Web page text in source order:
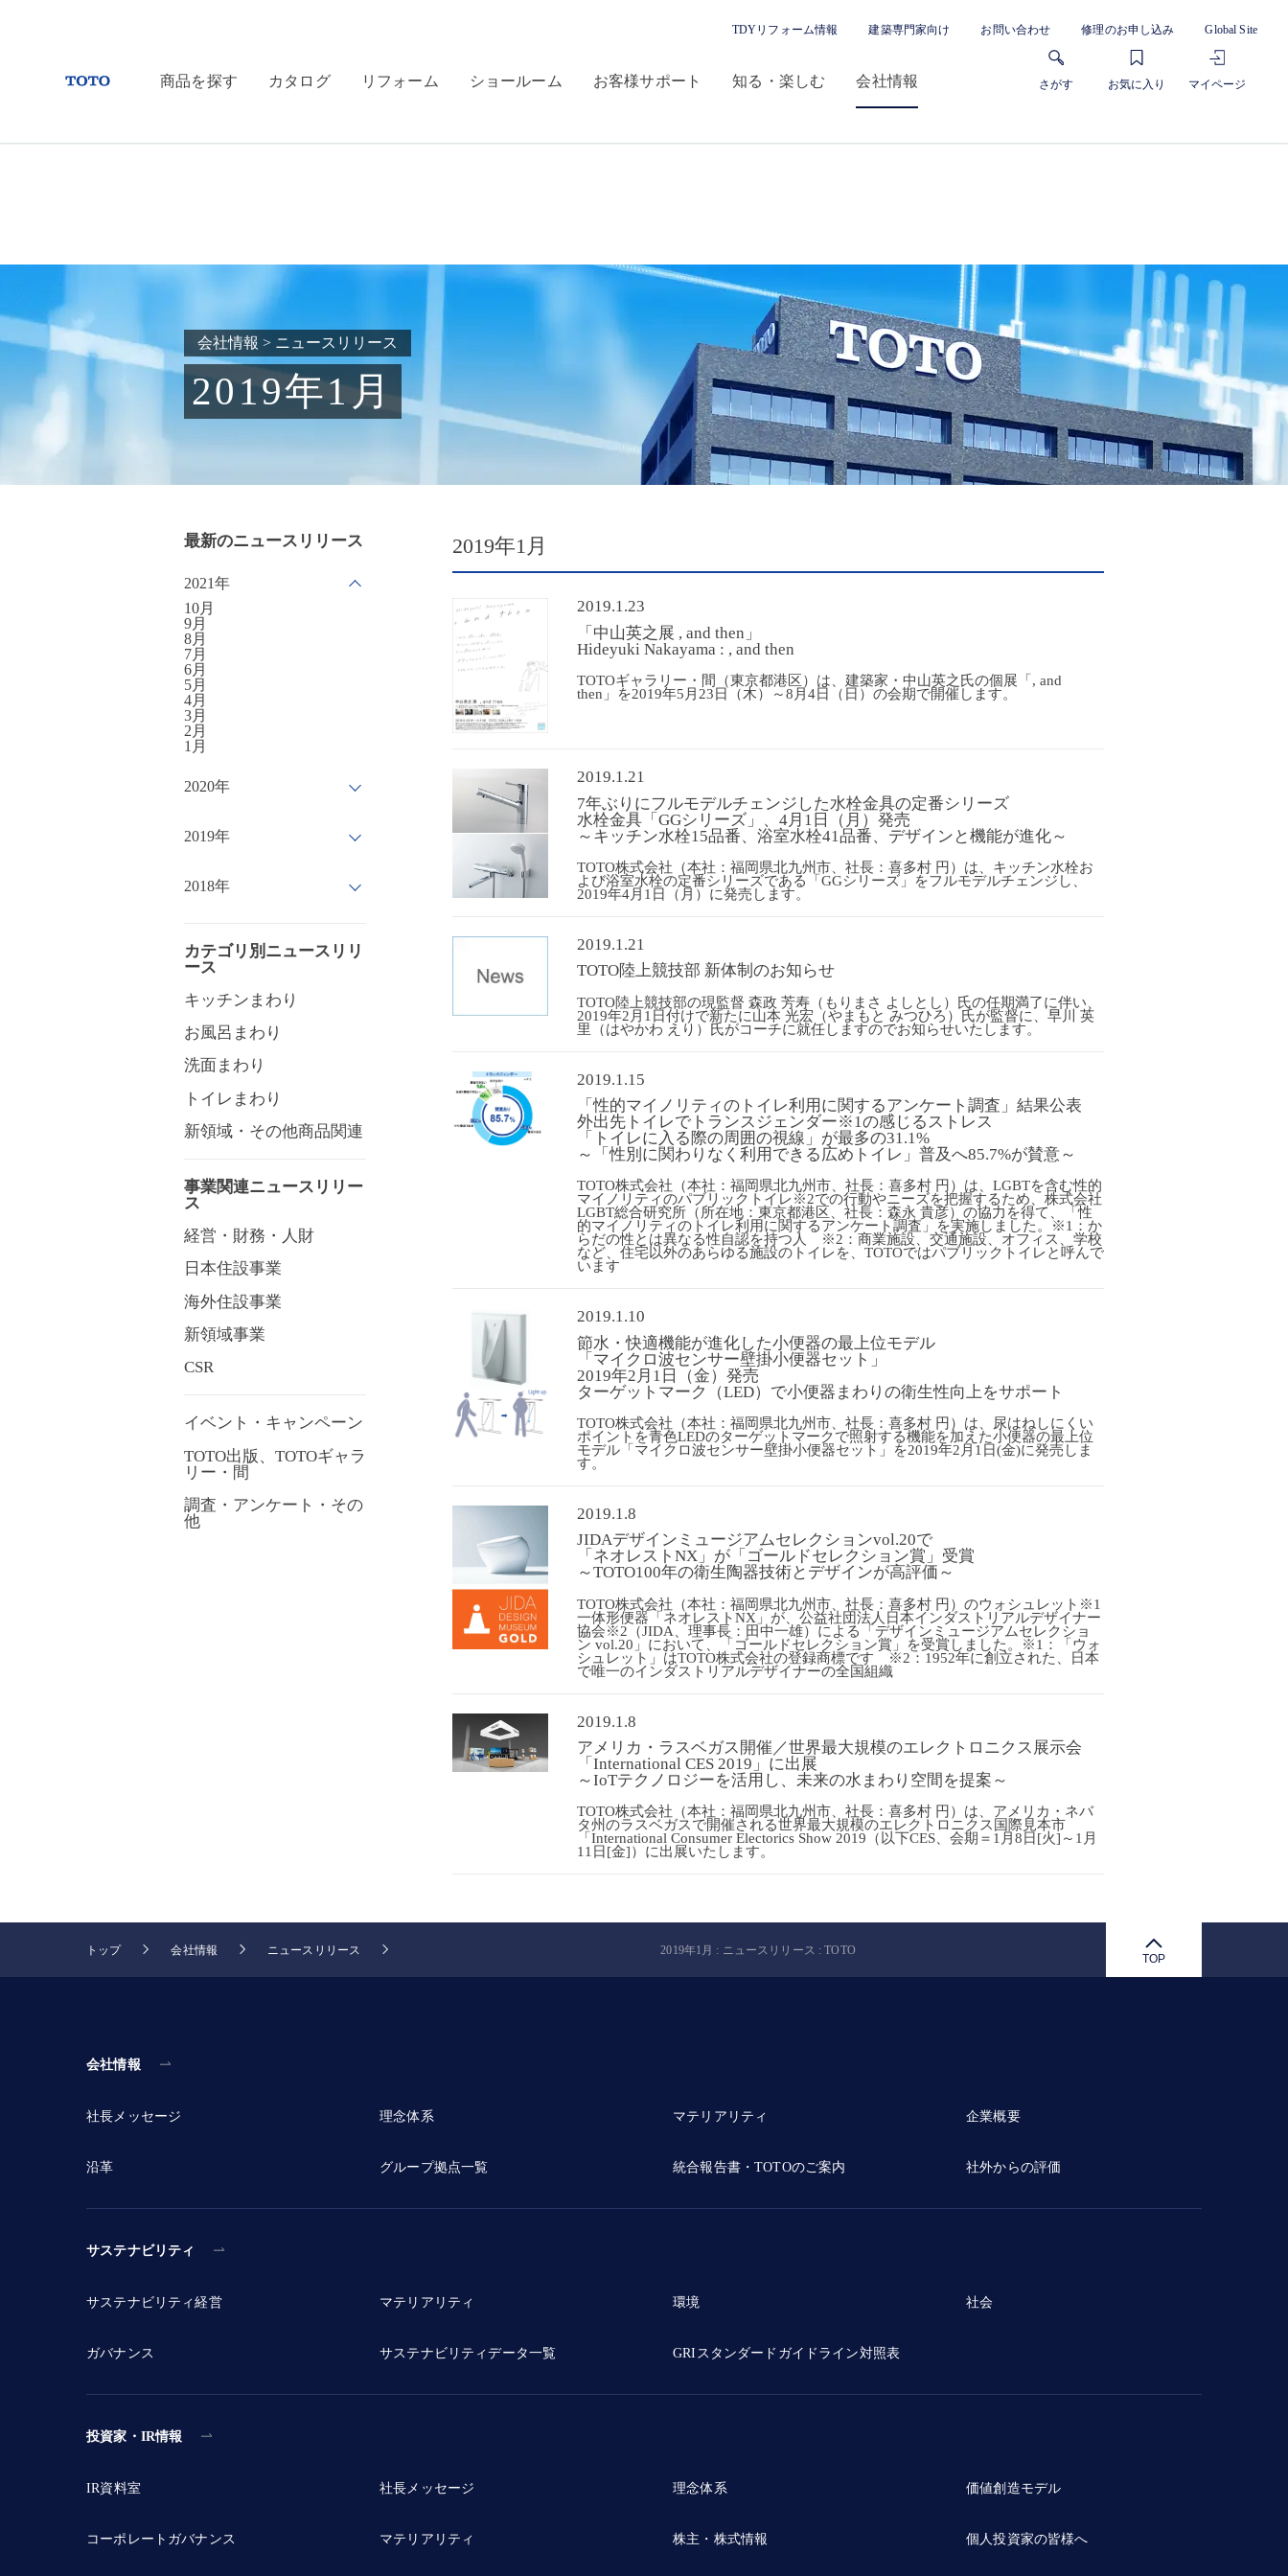
商品を探す カタログ リフォーム ショールーム お客様サポート 知る・楽しむ 会社情報 さがす お気に入り マイページ
TDYリフォーム情報 建築専門家向け お問い合わせ 修理のお申し込み Global Site
会社情報 > ニュースリリース
2019年1月
2019年1月
2019.1.23
「中山英之展 , and then」
Hideyuki Nakayama : , and then
TOTOギャラリー・間（東京都港区）は、建築家・中山英之氏の個展「, and
then」を2019年5月23日（木）～8月4日（日）の会期で開催します。
2019.1.21
7年ぶりにフルモデルチェンジした水栓金具の定番シリーズ
水栓金具「GGシリーズ」、4月1日（月）発売
～キッチン水栓15品番、浴室水栓41品番、デザインと機能が進化～
TOTO株式会社（本社：福岡県北九州市、社長：喜多村 円）は、キッチン水栓お
よび浴室水栓の定番シリーズである「GGシリーズ」をフルモデルチェンジし、
2019年4月1日（月）に発売します。
2019.1.21
TOTO陸上競技部 新体制のお知らせ
TOTO陸上競技部の現監督 森政 芳寿（もりまさ よしとし）氏の任期満了に伴い、
2019年2月1日付けで新たに山本 光宏（やまもと みつひろ）氏が監督に、早川 英
里（はやかわ えり）氏がコーチに就任しますのでお知らせいたします。
2019.1.15
「性的マイノリティのトイレ利用に関するアンケート調査」結果公表
外出先トイレでトランスジェンダー※1の感じるストレス
「トイレに入る際の周囲の視線」が最多の31.1%
～「性別に関わりなく利用できる広めトイレ」普及へ85.7%が賛意～
TOTO株式会社（本社：福岡県北九州市、社長：喜多村 円）は、LGBTを含む性的
マイノリティのパブリックトイレ※2での行動やニーズを把握するため、株式会社
LGBT総合研究所（所在地：東京都港区、社長：森永 貴彦）の協力を得て、「性
的マイノリティのトイレ利用に関するアンケート調査」を実施しました。※1：か
らだの性とは異なる性自認を持つ人 ※2：商業施設、交通施設、オフィス、学校
など、住宅以外のあらゆる施設のトイレを、TOTOではパブリックトイレと呼んで
います
2019.1.10
節水・快適機能が進化した小便器の最上位モデル
「マイクロ波センサー壁掛小便器セット」
2019年2月1日（金）発売
ターゲットマーク（LED）で小便器まわりの衛生性向上をサポート
TOTO株式会社（本社：福岡県北九州市、社長：喜多村 円）は、尿はねしにくい
ポイントを青色LEDのターゲットマークで照射する機能を加えた小便器の最上位
モデル「マイクロ波センサー壁掛小便器セット」を2019年2月1日(金)に発売しま
す。
2019.1.8
JIDAデザインミュージアムセレクションvol.20で
「ネオレストNX」が「ゴールドセレクション賞」受賞
～TOTO100年の衛生陶器技術とデザインが高評価～
TOTO株式会社（本社：福岡県北九州市、社長：喜多村 円）のウォシュレット※1
一体形便器「ネオレストNX」が、公益社団法人日本インダストリアルデザイナー
協会※2（JIDA、理事長：田中一雄）による「デザインミュージアムセレクショ
ン vol.20」において、「ゴールドセレクション賞」を受賞しました。※1：「ウォ
シュレット」はTOTO株式会社の登録商標です ※2：1952年に創立された、日本
で唯一のインダストリアルデザイナーの全国組織
2019.1.8
アメリカ・ラスベガス開催／世界最大規模のエレクトロニクス展示会
「International CES 2019」に出展
～IoTテクノロジーを活用し、未来の水まわり空間を提案～
TOTO株式会社（本社：福岡県北九州市、社長：喜多村 円）は、アメリカ・ネバ
タ州のラスベガスで開催される世界最大規模のエレクトロニクス国際見本市
「International Consumer Electorics Show 2019（以下CES、会期＝1月8日[火]～1月
11日[金]）に出展いたします。
最新のニュースリリース
2021年
10月
9月
8月
7月
6月
5月
4月
3月
2月
1月
2020年
2019年
2018年
カテゴリ別ニュースリリ
ース
キッチンまわり
お風呂まわり
洗面まわり
トイレまわり
新領域・その他商品関連
事業関連ニュースリリー
ス
経営・財務・人財
日本住設事業
海外住設事業
新領域事業
CSR
イベント・キャンペーン
TOTO出版、TOTOギャラ
リー・間
調査・アンケート・その
他
トップ 会社情報 ニュースリリース 2019年1月 : ニュースリリース : TOTO
TOP
会社情報
社長メッセージ 理念体系 マテリアリティ 企業概要
沿革 グループ拠点一覧 統合報告書・TOTOのご案内 社外からの評価
サステナビリティ
サステナビリティ経営 マテリアリティ 環境 社会
ガバナンス サステナビリティデータ一覧 GRIスタンダードガイドライン対照表
投資家・IR情報
IR資料室 社長メッセージ 理念体系 価値創造モデル
コーポレートガバナンス マテリアリティ 株主・株式情報 個人投資家の皆様へ